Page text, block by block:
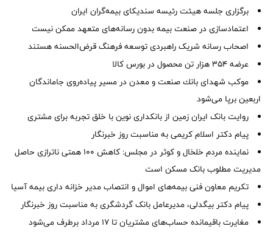
برگزاری جلسه هیئت رئیسه سندیکای بیمه‌گران ایران
اعتمادسازی در صنعت بیمه بدون رسانه‌های متعهد ممکن نیست
اصحاب رسانه شریک راهبردی توسعه فرهنگ قرض‌الحسنه هستند
عرضه ۳۵۴ هزار تن محصول در بورس کالا
موكب شهدای بانك صنعت و معدن در مسیر پیاده‌روی جاماندگان
اربعین برپا می‌شود
روایت بانک ایران زمین از بانکداری نوین با خلق تجربه برای مشتری
پیام دکتر اسلام کریمی به مناسبت روز خبرنگار
نماینده مردم خلخال و کوثر در مجلس: کاهش ۱۰۰ همتی ناترازی حاصل
مدیریت مطلوب بانک مسکن است
تکریم معاون فنی بیمه‌های اموال و انتصاب مدیر خزانه داری بیمه آسیا
پیام دکتر بیگدلی، مدیرعامل بانک گردشگری به مناسبت روز خبرنگار
مغایرت‌ باقیمانده حساب‌های مشتریان تا ۱۷ مرداد برطرف می‌شود